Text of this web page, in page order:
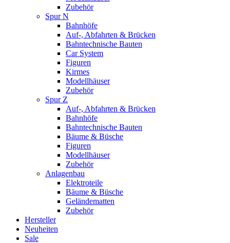
Zubehör
Spur N
Bahnhöfe
Auf-, Abfahrten & Brücken
Bahntechnische Bauten
Car System
Figuren
Kirmes
Modellhäuser
Zubehör
Spur Z
Auf-, Abfahrten & Brücken
Bahnhöfe
Bahntechnische Bauten
Bäume & Büsche
Figuren
Modellhäuser
Zubehör
Anlagenbau
Elektroteile
Bäume & Büsche
Geländematten
Zubehör
Hersteller
Neuheiten
Sale